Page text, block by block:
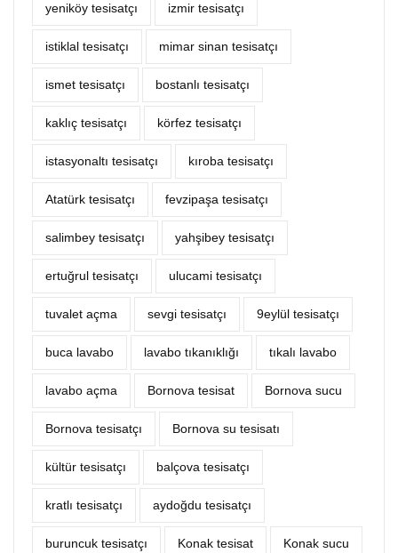
yeniköy tesisatçı izmir tesisatçı
istiklal tesisatçı mimar sinan tesisatçı
ismet tesisatçı bostanlı tesisatçı
kaklıç tesisatçı körfez tesisatçı
istasyonaltı tesisatçı kıroba tesisatçı
Atatürk tesisatçı fevzipaşa tesisatçı
salimbey tesisatçı yahşibey tesisatçı
ertuğrul tesisatçı ulucami tesisatçı
tuvalet açma sevgi tesisatçı 9eylül tesisatçı
buca lavabo lavabo tıkanıklığı tıkalı lavabo
lavabo açma Bornova tesisat Bornova sucu
Bornova tesisatçı Bornova su tesisatı
kültür tesisatçı balçova tesisatçı
kratlı tesisatçı aydoğdu tesisatçı
buruncuk tesisatçı Konak tesisat Konak sucu